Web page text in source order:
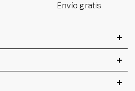
Envío gratis